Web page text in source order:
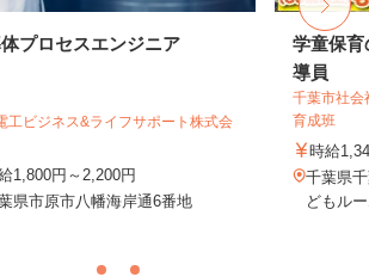
プロセスエンジニア
工ビジネス&ライフサポート株式会
1,800円～2,200円
県市原市八幡海岸通6番地
学童保
導員
千葉市社
育成班
時給
千葉県
どもル